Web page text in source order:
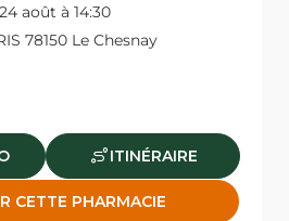
août à 14:30
78150 Le Chesnay
ITINÉRAIRE
CETTE PHARMACIE